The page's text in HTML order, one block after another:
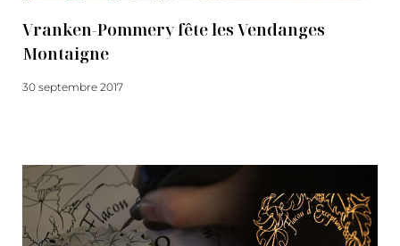
Vranken-Pommery fête les Vendanges
Montaigne
30 septembre 2017